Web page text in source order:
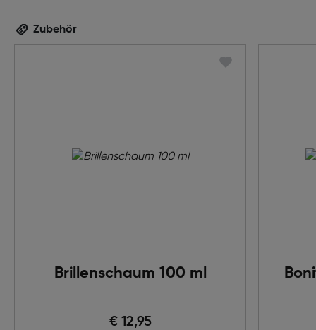
Zubehör
Brillenschaum 100 ml
€ 12,95